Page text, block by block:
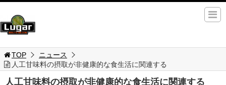
TOP
ニュース
人工甘味料の摂取が非健康的な食生活に関連する
人工甘味料の摂取が非健康的な食生活に関連する